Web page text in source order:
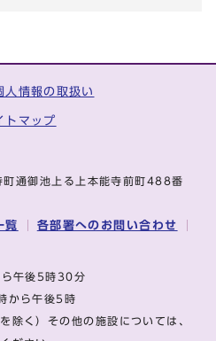
人情報の取扱い
トマップ
通御池上る上本能寺前町488番
覧 各部署へのお問い合わせ
ら午後5時30分
から午後5時
除く）その他の施設については、